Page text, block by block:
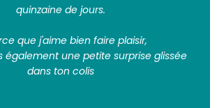
quinzaine de jours.
que j'aime bien faire plaisir,
également une petite surprise glissée
dans ton colis